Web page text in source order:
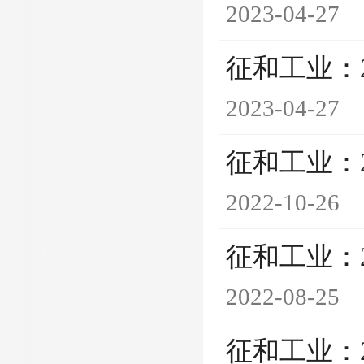
2023-04-27
征和工业
2023-04-27
征和工业
2022-10-26
征和工业
2022-08-25
征和工业